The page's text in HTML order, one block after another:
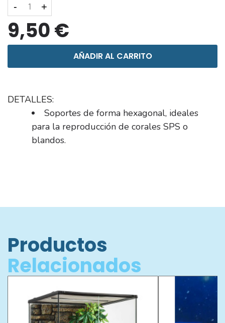
- +
9,50 €
AÑADIR AL CARRITO
DETALLES:
Soportes de forma hexagonal, ideales
para la reproducción de corales SPS o
blandos.
Productos
Relacionados